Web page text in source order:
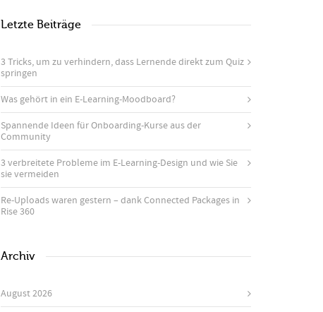
Letzte Beiträge
3 Tricks, um zu verhindern, dass Lernende direkt zum Quiz
springen
Was gehört in ein E-Learning-Moodboard?
Spannende Ideen für Onboarding-Kurse aus der
Community
3 verbreitete Probleme im E-Learning-Design und wie Sie
sie vermeiden
Re-Uploads waren gestern – dank Connected Packages in
Rise 360
Archiv
August 2026